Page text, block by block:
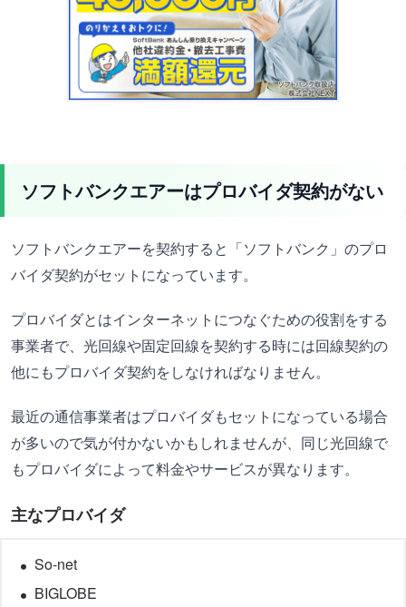
ソフトバンクエアーはプロバイダ契約がない
ソフトバンクエアーを契約すると「ソフトバンク」のプロ
バイダ契約がセットになっています。
プロバイダとはインターネットにつなぐための役割をする
事業者で、光回線や固定回線を契約する時には回線契約の
他にもプロバイダ契約をしなければなりません。
最近の通信事業者はプロバイダもセットになっている場合
が多いので気が付かないかもしれませんが、同じ光回線で
もプロバイダによって料金やサービスが異なります。
主なプロバイダ
So-net
BIGLOBE